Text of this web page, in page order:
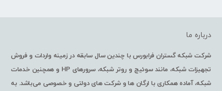
درباره ما
شرکت شبکه گستران فرابورس با چندین سال سابقه در زمینه واردات و فروش
تجهیزات شبکه، مانند سوئیچ و روتر شبکه، سرورهای HP و همچنین خدمات
شبکه، آماده همکاری با ارگان ها و شرکت های دولتی و خصوصی می‌باشد. به